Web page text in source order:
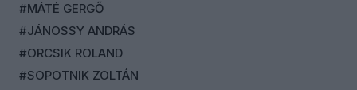
#MÁTÉ GERGŐ
#JÁNOSSY ANDRÁS
#ORCSIK ROLAND
#SOPOTNIK ZOLTÁN